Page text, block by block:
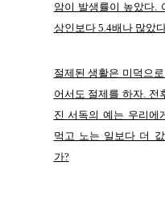
암이 발생률이 높았다.
상인보다 5.4배나 많았
절제된 생활은 미덕으
어서도 절제를 하자. 전
진 서독의 예는 우리에
먹고 노는 일보다 더
가?